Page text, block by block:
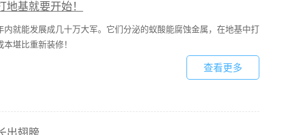
基就要开始！
就能发展成几十万大军。它们分泌的蚁酸能腐蚀金属，在地基中打
堪比重新装修！
查看更多